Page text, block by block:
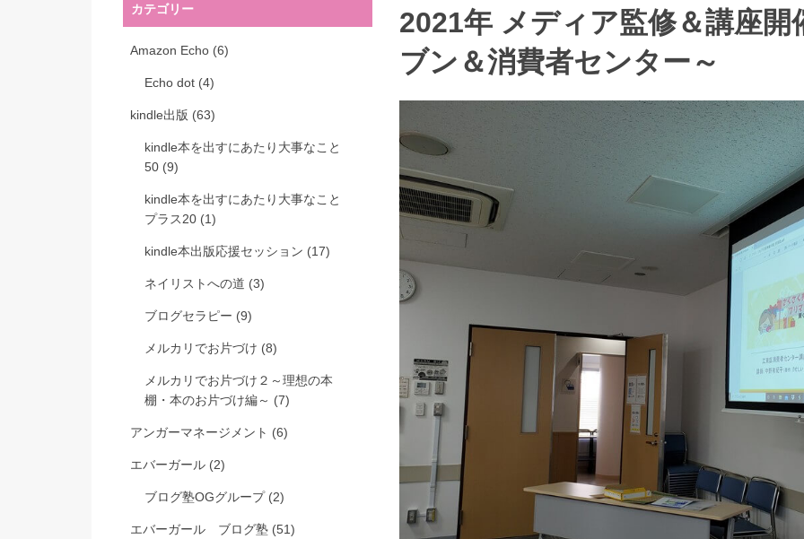
2021年 メディア監修＆講座開
ブン＆消費者センター～
カテゴリー
Amazon Echo (6)
Echo dot (4)
kindle出版 (63)
kindle本を出すにあたり大事なこと
50 (9)
kindle本を出すにあたり大事なこと
プラス20 (1)
kindle本出版応援セッション (17)
ネイリストへの道 (3)
ブログセラピー (9)
メルカリでお片づけ (8)
メルカリでお片づけ２～理想の本
棚・本のお片づけ編～ (7)
アンガーマネージメント (6)
エバーガール (2)
ブログ塾OGグループ (2)
エバーガール ブログ塾 (51)